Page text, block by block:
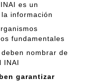
es un
información
fundamentales
nombrar de
INAI
garantizar